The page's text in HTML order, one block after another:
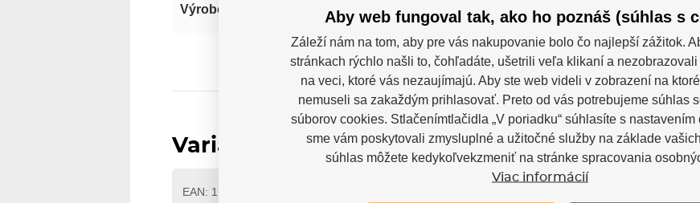
Výrobce Grit
Varianty
EAN: 1700000124124
Aby web fungoval tak, ako ho poznáš (súhlas s
Záleží nám na tom, aby pre vás nakupovanie bolo čo najlepší zážitok.
stránkach rýchlo našli to, čohľadáte, ušetrili veľa klikaní a
na veci, ktoré vás nezaujímajú. Aby ste web videli v zobrazení na
nemuseli sa zakaždým prihlasovať. Preto od vás potrebujeme súhlas
súborov cookies. Stlačenímtlačidla „V poriadku“ súhlasíte s nastavením
sme vám poskytovali zmysluplné a užitočné služby na základe
súhlas môžete kedykoľvekzmeniť na stránke spracovania
Viac informácií